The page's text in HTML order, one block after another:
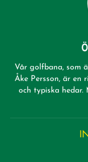
Vår golfbana, som
Åke Persson, är en
och typiska